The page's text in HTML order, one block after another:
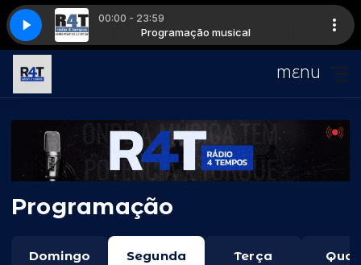
00:00 - 23:59
Programação musical
fourstroke009
MENU
Programação
Domingo Segunda Terça